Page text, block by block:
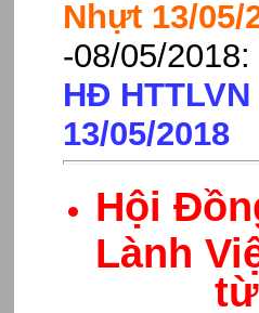
Nhựt 13/05/
-08/05/2018:
HĐ
13/05/2018
Hội
Lành
từ 04-